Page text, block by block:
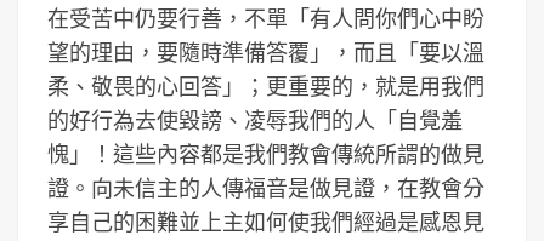
在受苦中仍要行善，不單「有人問你們心中盼
望的理由，要隨時準備答覆」，而且「要以溫
柔、敬畏的心回答」；更重要的，就是用我們
的好行為去使毀謗、凌辱我們的人「自覺羞
愧」！這些內容都是我們教會傳統所謂的做見
證。向未信主的人傳福音是做見證，在教會分
享自己的困難並上主如何使我們經過是感恩見